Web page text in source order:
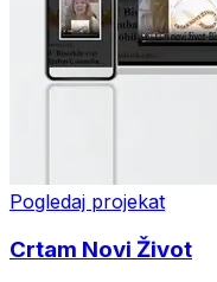
Pogledaj projekat
Crtam Novi Život